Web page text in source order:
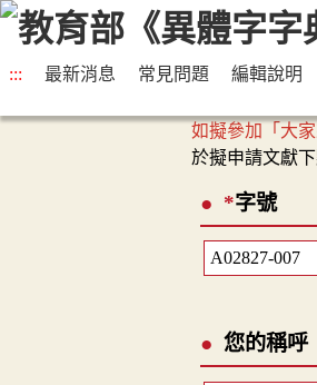
::: 最新消息 常見問題 編輯說明
如擬參加「大
於擬申請文獻
*字號
您的稱呼